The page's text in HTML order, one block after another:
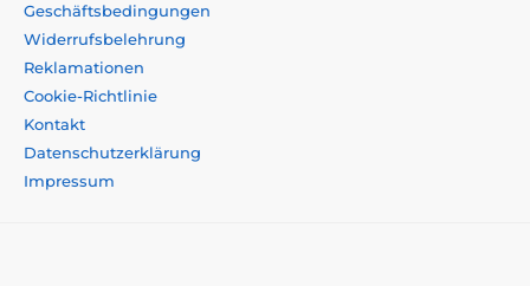
Geschäftsbedingungen
Widerrufsbelehrung
Reklamationen
Cookie-Richtlinie
Kontakt
Datenschutzerklärung
Impressum